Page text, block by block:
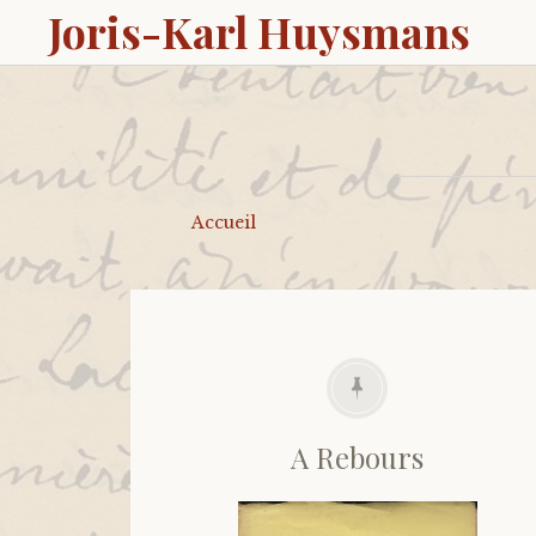
Joris-Karl Huysmans
Accueil
A Rebours